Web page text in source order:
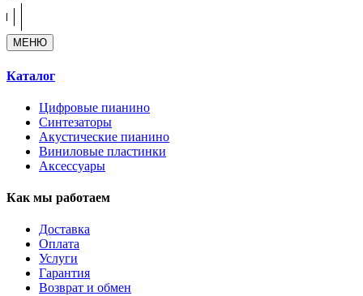
МЕНЮ
Каталог
Цифровые пианино
Синтезаторы
Акустические пианино
Виниловые пластинки
Аксессуары
Как мы работаем
Доставка
Оплата
Услуги
Гарантия
Возврат и обмен